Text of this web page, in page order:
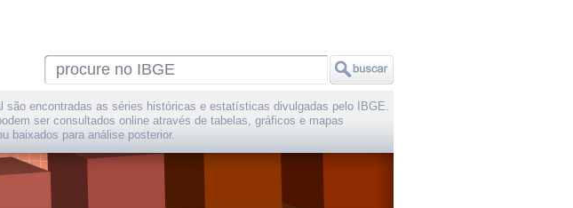
são encontradas as séries históricas e estatísticas divulgadas pelo IBGE.
ser consultados online através de tabelas, gráficos e mapas
baixados para análise posterior.